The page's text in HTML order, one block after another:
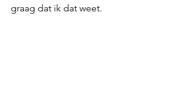
graag dat ik dat weet.